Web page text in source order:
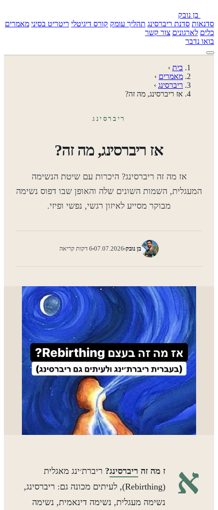
בן נובק
סדנאות סדנת ריברסינג תהליך עומק קורס דיגיטלי ריטריט בסיני מאמרים
כלים לארגונים צור קשר
בואו נדבר
בית
מאמרים
ריברסינג
אז ריברסינג, מה זה?
ריברסינג
אז ריברסינג, מה זה?
אז מה זה ריברסינג? היכרות עם שיטת הנשימה
המעגלית, השמות השונים שלה והאופן שבו דפוס נשימה
מבוקר מסייע לאיזון רגשי, נפשי ופיזי.
בן נובק 07.07.2026 6 דקות קריאה
א ז מה זה ריברסינג?ריברת׳ינג מאגלית
(Rebirthing), לעיתים מכונה גם: ריברסינג,
נשימה מעגלית, נשימה דינאמית, נשימה